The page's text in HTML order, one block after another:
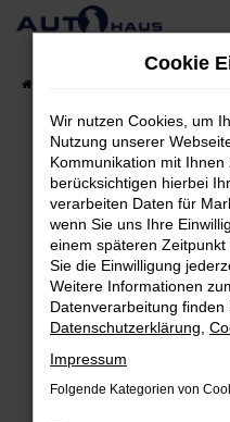
Zum
Fehler:
Beim Laden ist ein
Hier sind ein paar
Überprüfe deine
Laden andere
Suchmaschine?
Prüfe deine
Cookie
Wir nutzen Cookies, um
Nutzung unserer
Kommunikation mit
berücksichtigen hierbei
verarbeiten Daten für
wenn Sie uns Ihre
einem späteren
Sie die Einwilligung
Weitere Informationen
Datenverarbeitung finden
Datenschutzerklärung
Impressum
Folgende Kategorien von